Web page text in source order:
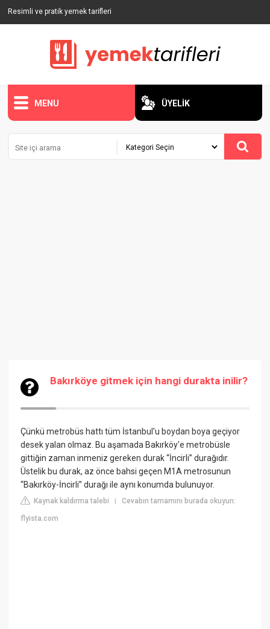
Resimli ve pratik yemek tarifleri
MENU ÜYELİK
Bakırköye gitmek için hangi durakta inilir?
Çünkü metrobüs hattı tüm İstanbul'u boydan boya geçiyor
desek yalan olmaz. Bu aşamada Bakırköy'e metrobüsle
gittiğin zaman inmeniz gereken durak “İncirli” durağıdır.
Üstelik bu durak, az önce bahsi geçen M1A metrosunun
“Bakırköy-İncirli” durağı ile aynı konumda bulunuyor.
Kaynak kaldırma talebi |Cevabın tamamını burada okuyun:
flyista.com